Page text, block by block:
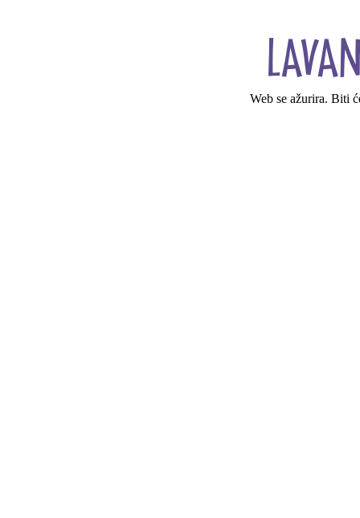
Web se ažurira. Biti